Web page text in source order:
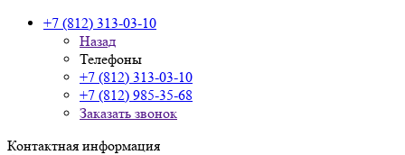
+7 (812) 313-03-10
Назад
Телефоны
+7 (812) 313-03-10
+7 (812) 985-35-68
Заказать звонок
Контактная информация